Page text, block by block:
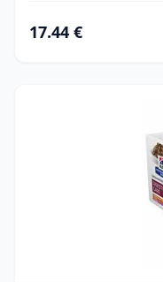
17.44 €